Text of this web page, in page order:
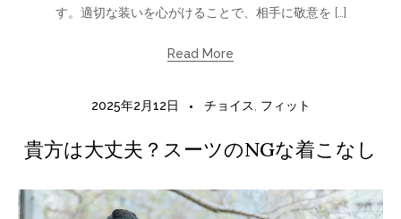
す。適切な装いを心がけることで、相手に敬意を […]
Read More
2025年2月12日 チョイス フィット
貴方は大丈夫？スーツのNGな着こなし